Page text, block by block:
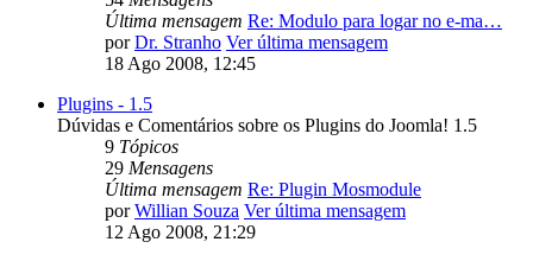
Última mensagem Re: Modulo para logar no e-ma…
porDr. Stranho Ver última mensagem
18 Ago 2008, 12:45
Plugins - 1.5
Dúvidas e Comentários sobre os Plugins do Joomla! 1.5
9 Tópicos
29 Mensagens
Última mensagem Re: Plugin Mosmodule
porWillian Souza Ver última mensagem
12 Ago 2008, 21:29